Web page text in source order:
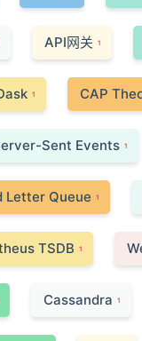
API网关 1
1 CAP
Sent Events 1
Letter Queue 1
TSDB 1
Cassandra 1